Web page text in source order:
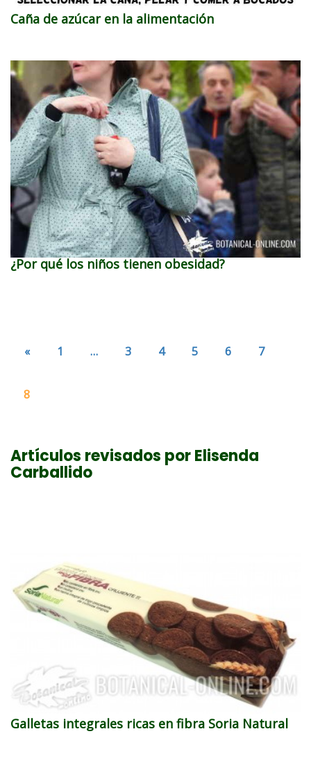
Caña de azúcar en la alimentación
¿Por qué los niños tienen obesidad?
« 1 … 3 4 5 6 7
8
Artículos revisados por Elisenda
Carballido
Galletas integrales ricas en fibra Soria Natural